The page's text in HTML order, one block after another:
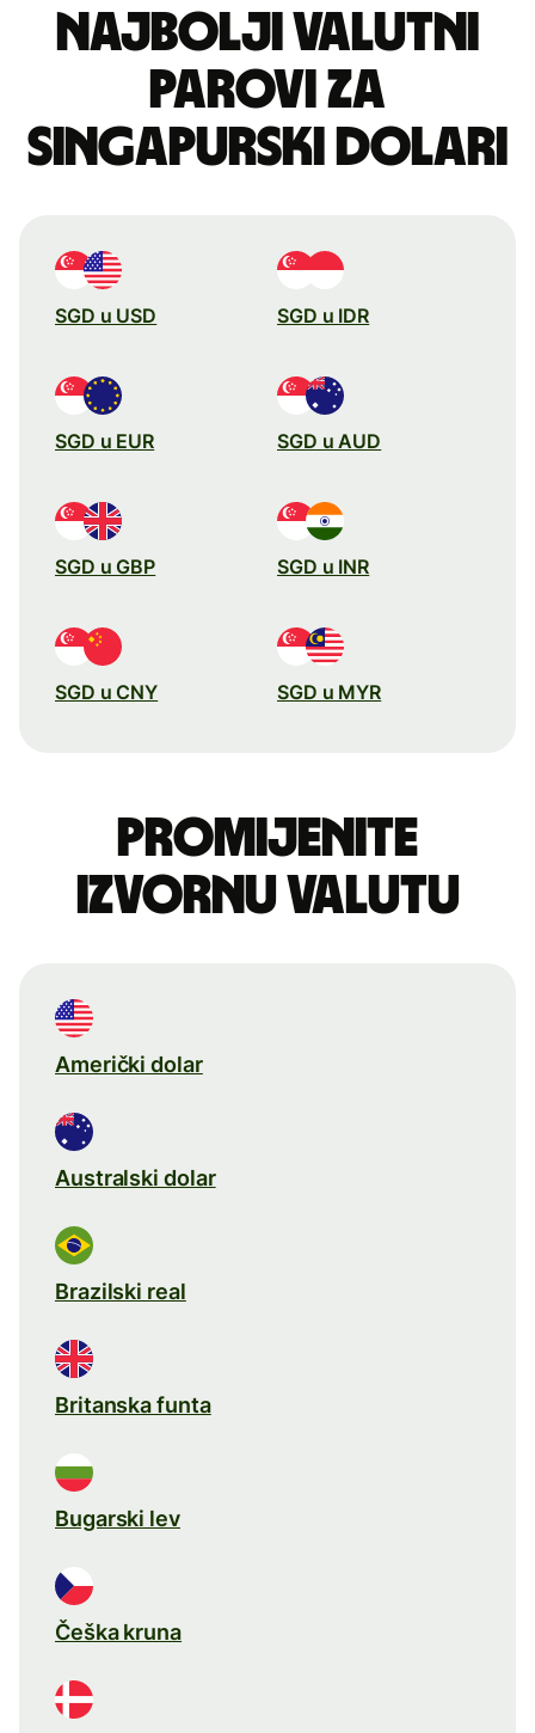
Najbolji valutni
parovi za
singapurski dolari
SGD u USD SGD u IDR
SGD u EUR SGD u AUD
SGD u GBP SGD u INR
SGD u CNY SGD u MYR
Promijenite
izvornu valutu
Američki dolar
Australski dolar
Brazilski real
Britanska funta
Bugarski lev
Češka kruna